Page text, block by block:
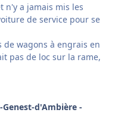
n'y a jamais mis les
de service pour se
wagons à engrais en
pas de loc sur la rame,
d'Ambière -